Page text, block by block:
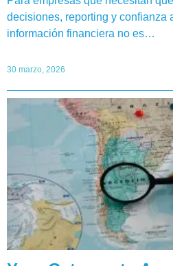
decisiones, reporting y confianza
información financiera no es…
30 marzo, 2026